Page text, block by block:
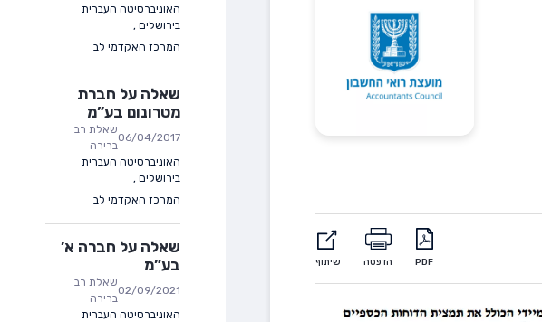
PDF הדפסה שיתוף
האוניברסיטה העברית
בירושלים ,
המרכז האקדמי לב
שאלה על חברת
מטרונום בע”מ
06/04/2017
שאלת רב
ברירה
האוניברסיטה העברית
בירושלים ,
המרכז האקדמי לב
שאלה על חברה א’
בע”מ
02/09/2021
שאלת רב
ברירה
האוניברסיטה העברית